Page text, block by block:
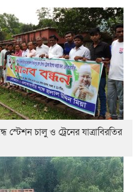
স্টেশন চালু ও ট্রেনের যাত্রাবিরতির